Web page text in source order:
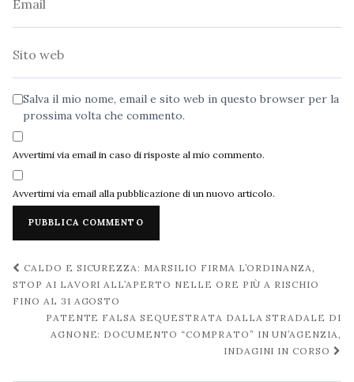
Salva il mio nome, email e sito web in questo browser per la
prossima volta che commento.
Avvertimi via email in caso di risposte al mio commento.
Avvertimi via email alla pubblicazione di un nuovo articolo.
Navigazione
post
CALDO E SICUREZZA: MARSILIO FIRMA L’ORDINANZA,
STOP AI LAVORI ALL’APERTO NELLE ORE PIÙ A RISCHIO
FINO AL 31 AGOSTO
PATENTE FALSA SEQUESTRATA DALLA STRADALE DI
AGNONE: DOCUMENTO “COMPRATO” IN UN’AGENZIA,
INDAGINI IN CORSO